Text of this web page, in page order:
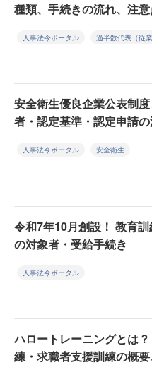
種類、手続きの流れ、注
人事法令ポータル 過半数代表（従業
安全衛生優良企業公表制
者・認定基準・認定申請
人事法令ポータル 安全衛生
令和7年10月創設！ 教育
の対象者・受給手続き
人事法令ポータル
ハロートレーニングとは
練・求職者支援訓練の概